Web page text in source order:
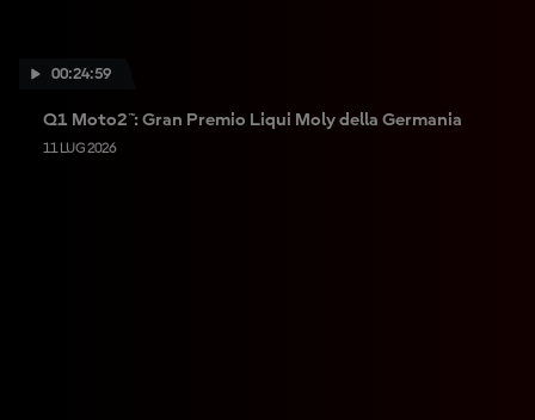
00:24:59
Q1 Moto2™: Gran Premio Liqui Moly della Germania
11 LUG 2026